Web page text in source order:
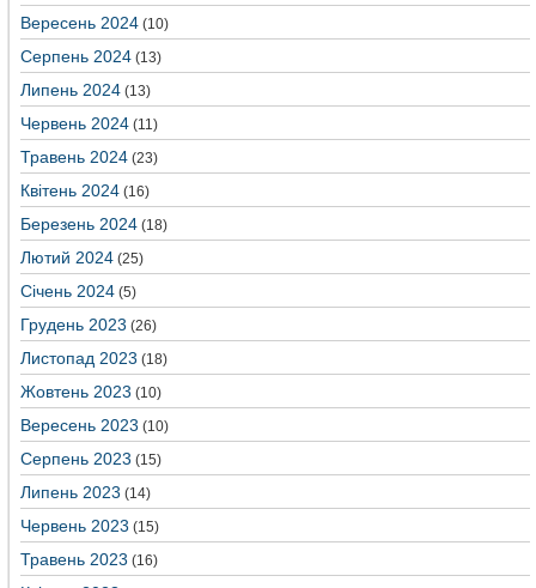
Вересень 2024 (10)
Серпень 2024 (13)
Липень 2024 (13)
Червень 2024 (11)
Травень 2024 (23)
Квітень 2024 (16)
Березень 2024 (18)
Лютий 2024 (25)
Січень 2024 (5)
Грудень 2023 (26)
Листопад 2023 (18)
Жовтень 2023 (10)
Вересень 2023 (10)
Серпень 2023 (15)
Липень 2023 (14)
Червень 2023 (15)
Травень 2023 (16)